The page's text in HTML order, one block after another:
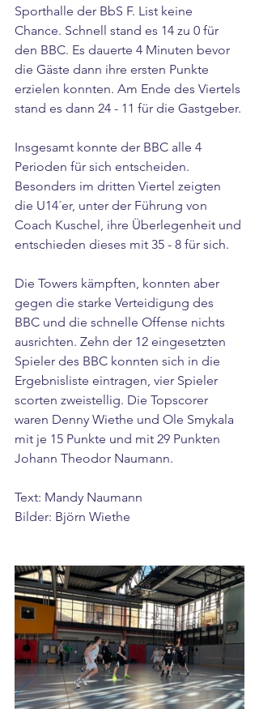
Sporthalle der BbS F. List keine
Chance. Schnell stand es 14 zu 0 für
den BBC. Es dauerte 4 Minuten bevor
die Gäste dann ihre ersten Punkte
erzielen konnten. Am Ende des Viertels
stand es dann 24 - 11 für die Gastgeber.
Insgesamt konnte der BBC alle 4
Perioden für sich entscheiden.
Besonders im dritten Viertel zeigten
die U14´er, unter der Führung von
Coach Kuschel, ihre Überlegenheit und
entschieden dieses mit 35 - 8 für sich.
Die Towers kämpften, konnten aber
gegen die starke Verteidigung des
BBC und die schnelle Offense nichts
ausrichten. Zehn der 12 eingesetzten
Spieler des BBC konnten sich in die
Ergebnisliste eintragen, vier Spieler
scorten zweistellig. Die Topscorer
waren Denny Wiethe und Ole Smykala
mit je 15 Punkte und mit 29 Punkten
Johann Theodor Naumann.
Text: Mandy Naumann
Bilder: Björn Wiethe